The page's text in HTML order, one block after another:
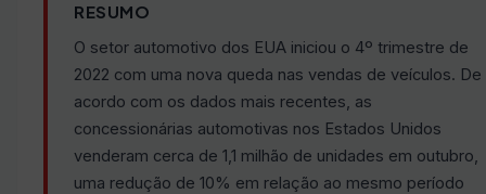
RESUMO
O setor automotivo dos EUA iniciou o 4º trimestre de
2022 com uma nova queda nas vendas de veículos. De
acordo com os dados mais recentes, as
concessionárias automotivas nos Estados Unidos
venderam cerca de 1,1 milhão de unidades em outubro,
uma redução de 10% em relação ao mesmo período